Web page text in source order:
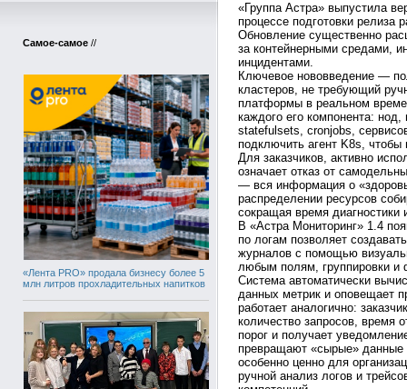
Самое-самое //
«Лента PRO» продала бизнесу более 5
млн литров прохладительных напитков
«Группа Астра» выпустила
процессе подготовки релиза
Обновление существенно
за контейнерными средами,
инцидентами.
Ключевое нововведение —
кластеров, не требующий
платформы в реальном
каждого его компонента:
statefulsets, cronjobs,
подключить агент K8s,
Для заказчиков, активно
означает отказ от
— вся информация о
распределении ресурсов
сокращая время
В «Астра Мониторинг» 1.4
по логам позволяет
журналов с помощью
любым полям, группировки и
Система автоматически
данных метрик и оповещает
работает аналогично:
количество запросов, время
порог и получает
превращают «сырые» данные
особенно ценно для
ручной анализ логов и